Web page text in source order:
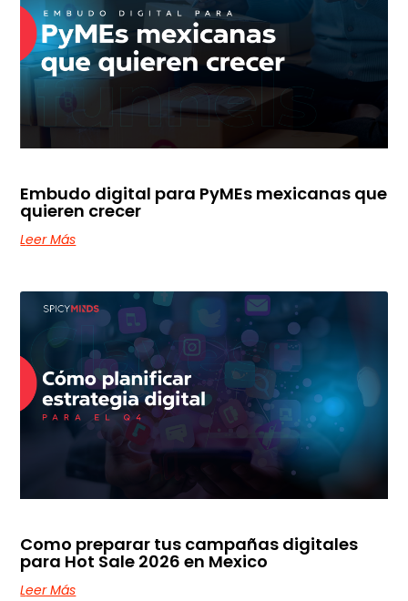
Embudo digital para PyMEs mexicanas que
quieren crecer
Leer Más
Como preparar tus campañas digitales
para Hot Sale 2026 en Mexico
Leer Más